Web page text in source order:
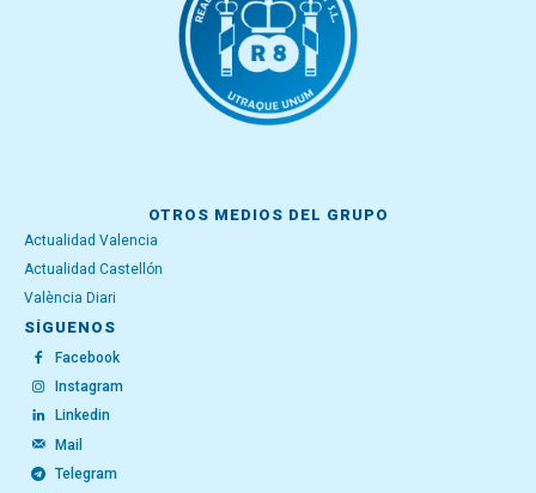
OTROS MEDIOS DEL GRUPO
Actualidad Valencia
Actualidad Castellón
València Diari
SÍGUENOS
Facebook
Instagram
Linkedin
Mail
Telegram